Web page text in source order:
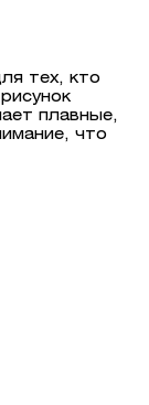
тех, кто
плавные,
что